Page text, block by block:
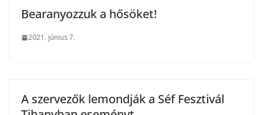
Bearanyozzuk a hősöket!
2021. június 7.
A szervezők lemondják a Séf Fesztivál